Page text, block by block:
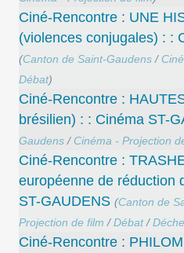
Ciné-Rencontre : UNE
(violences conjugales) : :
(Canton de Saint-Gaudens /
Débat)
Ciné-Rencontre :
brésilien) : : Cinéma ST-
Gaudens / Cinéma - Projection
Ciné-Rencontre :
européenne de réduction
ST-GAUDENS (Canton de
Projection de film /Débat/
Ciné-Rencontre :